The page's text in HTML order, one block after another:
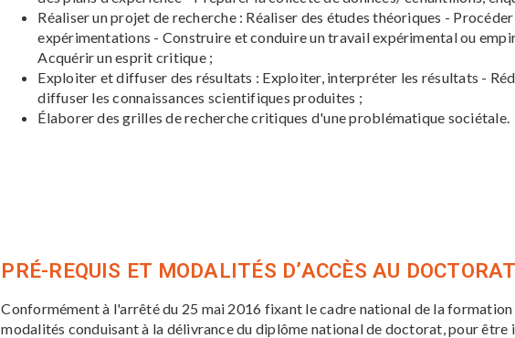
Réaliser un projet de recherche : Réaliser des études théoriques - Procéder
expérimentations - Construire et conduire un travail expérimental ou
Acquérir un esprit critique ;
Exploiter et diffuser des résultats : Exploiter, interpréter les résultats -
diffuser les connaissances scientifiques produites ;
Élaborer des grilles de recherche critiques d'une problématique sociétale.
PRÉ-REQUIS ET MODALITÉS D’ACCÈS AU DOCTORAT
Conformément à l'arrêté du 25 mai 2016 fixant le cadre national de la formation
modalités conduisant à la délivrance du diplôme national de doctorat, pour être